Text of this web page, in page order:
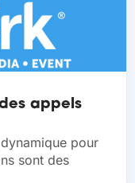
appels
pour
sont des